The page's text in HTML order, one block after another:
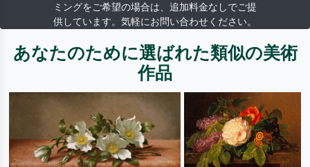
ミングをご希望の場合は、追加料金なしでご提
供しています。気軽にお問い合わせください。
あなたのために選ばれた類似の美術
作品